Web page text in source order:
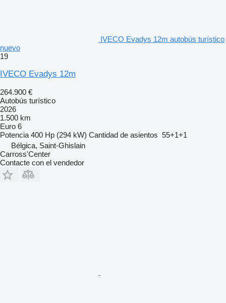
IVECO Evadys 12m autobús turístico
nuevo
19
IVECO Evadys 12m
264.900 €
Autobús turístico
2026
1.500 km
Euro 6
Potencia 400 Hp (294 kW) Cantidad de asientos 55+1+1
Bélgica, Saint-Ghislain
Carross'Center
Contacte con el vendedor